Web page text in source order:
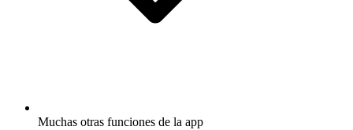
Muchas otras funciones de la app